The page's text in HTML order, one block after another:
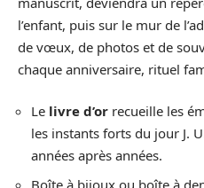
l’enfant, puis sur le mur de
de vœux, de photos et de
chaque anniversaire, rituel
Le livre d’or recueille les
les instants forts du jour J.
années après années.
Boîte à bijoux ou boîte à